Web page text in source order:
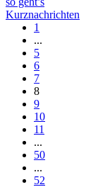
Kurznachrichten
1
...
5
6
7
8
9
10
11
...
50
...
52